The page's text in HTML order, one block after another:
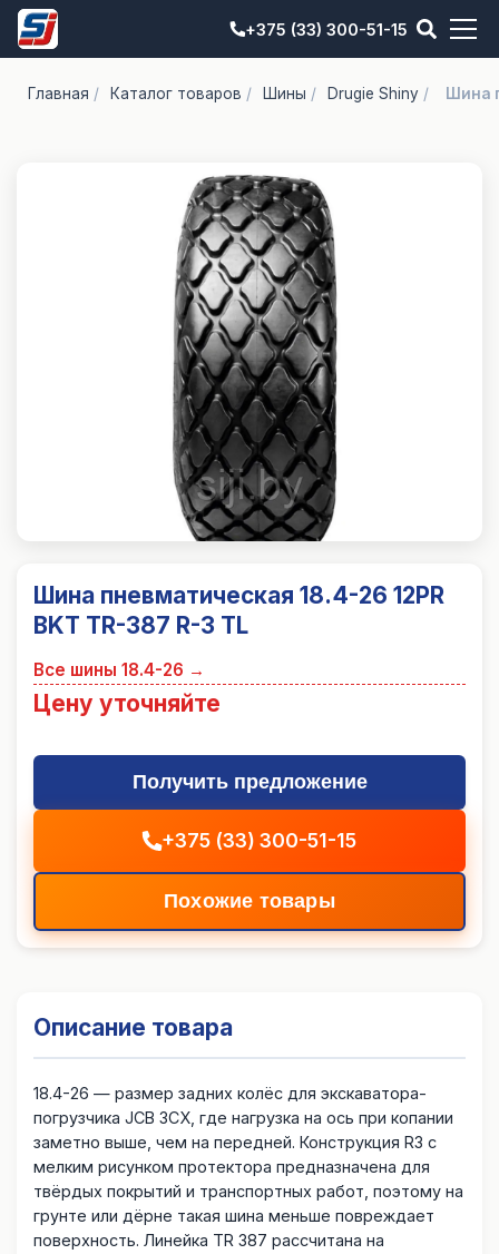
+375 (33) 300-51-15
Главная / Каталог товаров / Шины / Drugie Shiny / Шина
Шина пневматическая 18.4-26 12PR
BKT TR-387 R-3 TL
Все шины 18.4-26 →
Цену уточняйте
Получить предложение
+375 (33) 300-51-15
Похожие товары
Описание товара
18.4-26 — размер задних колёс для экскаватора-
погрузчика JCB 3CX, где нагрузка на ось при копании
заметно выше, чем на передней. Конструкция R3 с
мелким рисунком протектора предназначена для
твёрдых покрытий и транспортных работ, поэтому на
грунте или дёрне такая шина меньше повреждает
поверхность. Линейка TR 387 рассчитана на